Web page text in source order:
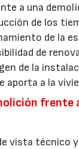
a una
de los
de la
de
de la
aporta a la
frente
vista técnico y